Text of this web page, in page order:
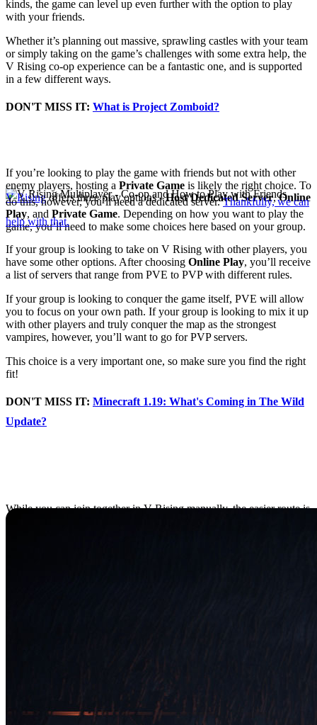
kinds, the game can level up even further with the option to play
with your friends.
Whether it’s planning out massive, sprawling castles with your team
or simply taking on the game’s challenges with some extra help, the
V Rising co-op experience can be a fantastic one, and is supported
in a few different ways.
DON'T MISS IT: What is Project Zomboid?
Friends
V Risingoffers three play options -Host Dedicated Server,Online
Play, and Private Game. Depending on how you want to play the
game, you’ll need to make some choices here based on your group.
If you’re looking to play the game with friends but not with other
enemy players, hosting a Private Game is likely the right choice. To
do this, however, you’ll need a dedicated server.Thankfully, we can
help with that.
If your group is looking to take on V Rising with other players, you
have some other options. After choosing Online Play, you’ll receive
a list of servers that range from PVE to PVP with different rules.
If your group is looking to conquer the game itself, PVE will allow
you to focus on your own path. If your group is looking to mix it up
with other players and truly conquer the map as the strongest
vampires, however, you’ll want to go for PVP servers.
This choice is a very important one, so make sure you find the right
fit!
DON'T MISS IT: Minecraft 1.19: What's Coming in The Wild
Update?
While you can join together in V Rising manually, the easier route is
to simply create a Clan. To create a V Rising Clan, you can open the